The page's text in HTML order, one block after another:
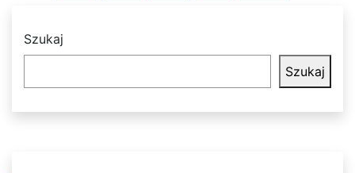
Szukaj
Szukaj